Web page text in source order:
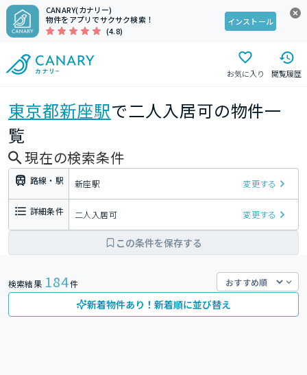
CANARY(カナリー)
物件をアプリでサクサク検索！
(4.8)
インストール
お気に入り 閲覧履歴
東京都新座駅で二人入居可の物件一
覧
現在の検索条件
路線・駅 新座駅 変更する
詳細条件 二人入居可 変更する
この条件を保存する
検索結果 184件
新着物件あり！新着順に並び替え